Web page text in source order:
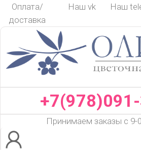
Skip
content
Оплата/
доставка
Наш vk Наш
Принимаем заказы с 9-